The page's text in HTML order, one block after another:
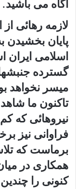
آگاه می باشید.
لازمه رهائی
پایان بخشیدن
اسلامی ایران
گسترده
میسر نخواهد
تاکنون ما
نیروهائی که
فراوانی نیز
برماست که
همکاری در
کنونی را